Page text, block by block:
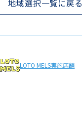
地域選択一覧に戻る
LOTO MELS実施店舗